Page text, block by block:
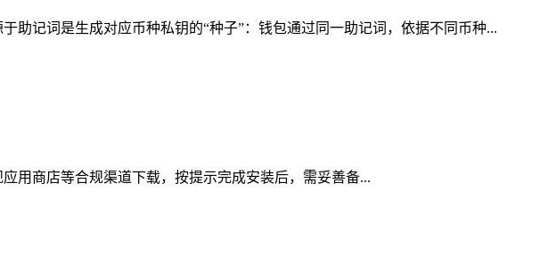
助记词是生成对应币种私钥的“种子”：钱包通过同一助记词，依据不同币种...
用商店等合规渠道下载，按提示完成安装后，需妥善备...